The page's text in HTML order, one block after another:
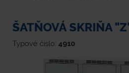
ŠATŇOVÁ SKRIŇA
Typové číslo: 4910